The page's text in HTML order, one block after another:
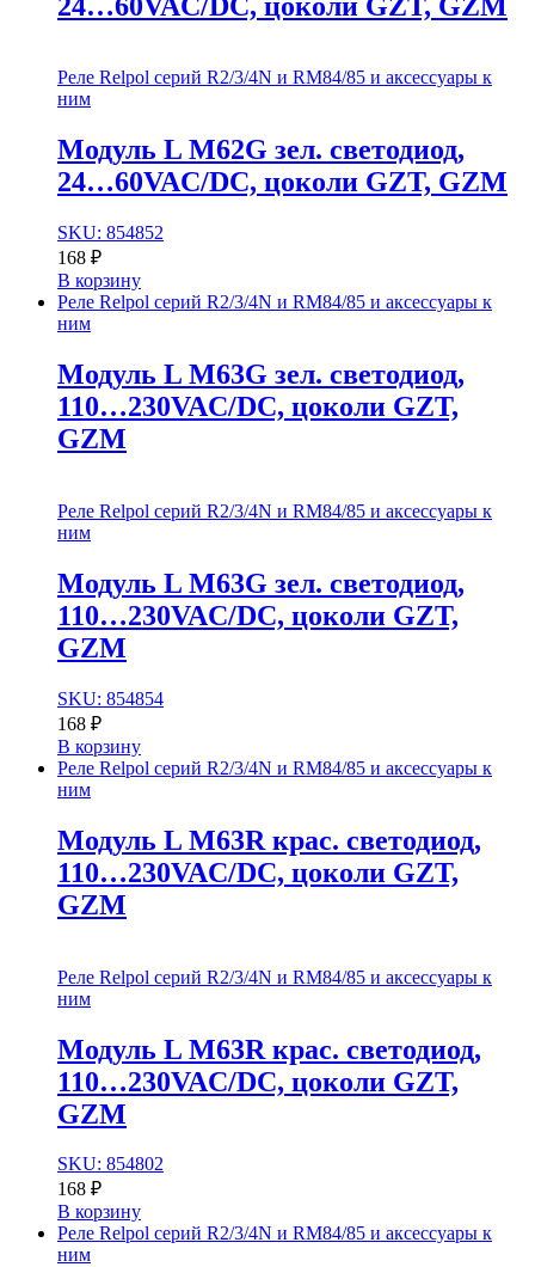
Реле Relpol серий R2/3/4N и RM84/85 и аксессуары к
ним
Модуль L M62G зел. cветодиод,
24…60VAC/DC, цоколи GZT, GZM
SKU: 854852
168 ₽
В корзину
Реле Relpol серий R2/3/4N и RM84/85 и аксессуары к
ним
Модуль L M63G зел. cветодиод,
110…230VAC/DC, цоколи GZT,
GZM
Реле Relpol серий R2/3/4N и RM84/85 и аксессуары к
ним
Модуль L M63G зел. cветодиод,
110…230VAC/DC, цоколи GZT,
GZM
SKU: 854854
168 ₽
В корзину
Реле Relpol серий R2/3/4N и RM84/85 и аксессуары к
ним
Модуль L M63R крас. cветодиод,
110…230VAC/DC, цоколи GZT,
GZM
Реле Relpol серий R2/3/4N и RM84/85 и аксессуары к
ним
Модуль L M63R крас. cветодиод,
110…230VAC/DC, цоколи GZT,
GZM
SKU: 854802
168 ₽
В корзину
Реле Relpol серий R2/3/4N и RM84/85 и аксессуары к
ним